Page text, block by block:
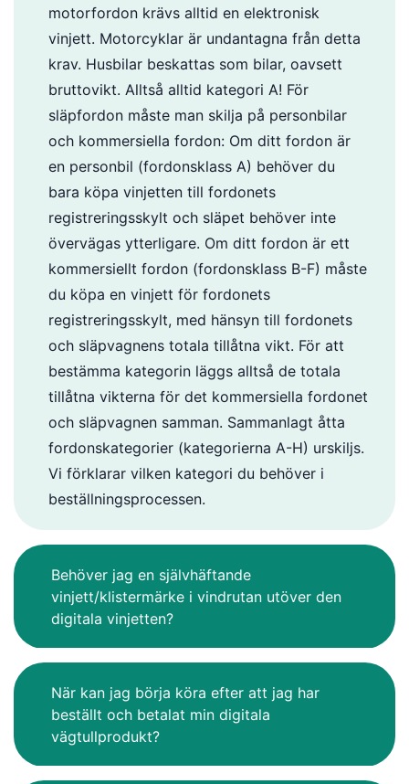
motorfordon krävs alltid en elektronisk
vinjett. Motorcyklar är undantagna från detta
krav. Husbilar beskattas som bilar, oavsett
bruttovikt. Alltså alltid kategori A! För
släpfordon måste man skilja på personbilar
och kommersiella fordon: Om ditt fordon är
en personbil (fordonsklass A) behöver du
bara köpa vinjetten till fordonets
registreringsskylt och släpet behöver inte
övervägas ytterligare. Om ditt fordon är ett
kommersiellt fordon (fordonsklass B-F) måste
du köpa en vinjett för fordonets
registreringsskylt, med hänsyn till fordonets
och släpvagnens totala tillåtna vikt. För att
bestämma kategorin läggs alltså de totala
tillåtna vikterna för det kommersiella fordonet
och släpvagnen samman. Sammanlagt åtta
fordonskategorier (kategorierna A-H) urskiljs.
Vi förklarar vilken kategori du behöver i
beställningsprocessen.
Behöver jag en självhäftande
vinjett/klistermärke i vindrutan utöver den
digitala vinjetten?
När kan jag börja köra efter att jag har
beställt och betalat min digitala
vägtullprodukt?